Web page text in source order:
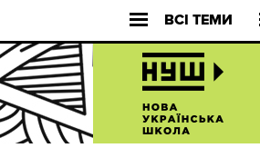
ВСІ ТЕМИ